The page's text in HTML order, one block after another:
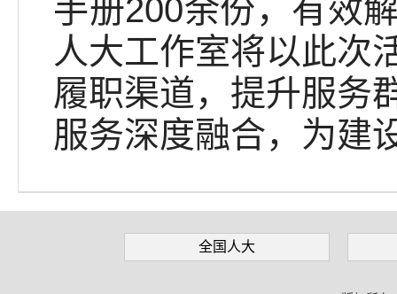
手册200余份，有效
人大工作室将以此次
履职渠道，提升服务
服务深度融合，为建
全国人大